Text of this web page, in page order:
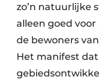
zo’n natuurlijke
alleen goed
de bewoners
Het manifest